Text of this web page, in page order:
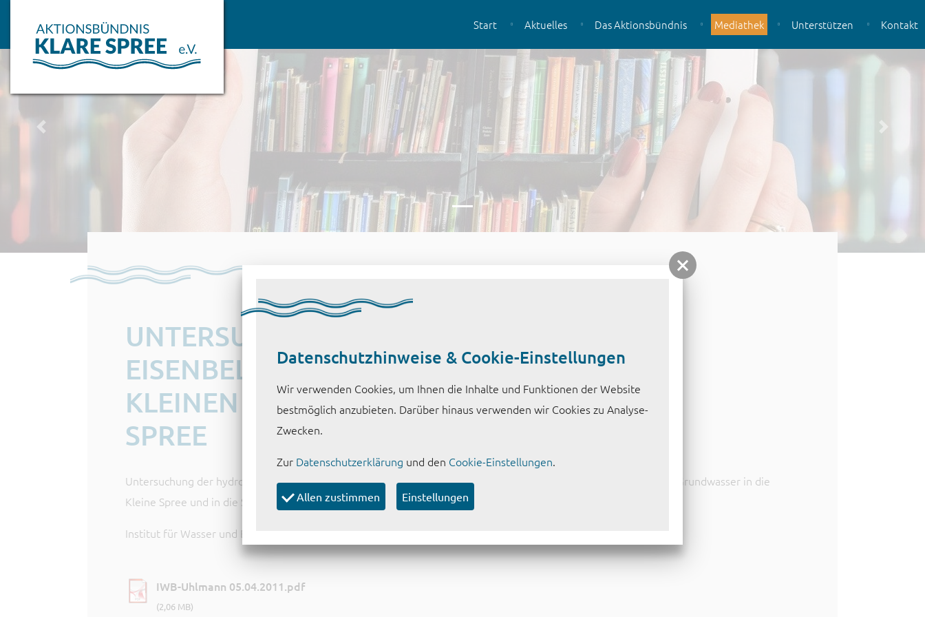
Start Aktuelles Das Aktionsbündnis Mediathek Unterstützen Kontakt
zurück
UNTERSUCHUNGEN ZUR
EISENBELASTUNG IN DER
KLEINEN SPREE UND IN DER
SPREE
Untersuchung der hydrochemischen und ökologischen Auswirkungen der Exfiltration von eisenhaltigem, saurem Grundwasser in die
Kleine Spree und in die Spree
Institut für Wasser und Boden Dr. Uhlmann, Dresden
IWB-Uhlmann 05.04.2011.pdf
(2,06 MB)
Datenschutzhinweise & Cookie-Einstellungen
Wir verwenden Cookies, um Ihnen die Inhalte und Funktionen der Website
bestmöglich anzubieten. Darüber hinaus verwenden wir Cookies zu Analyse-
Zwecken.
Zur Datenschutzerklärung und den Cookie-Einstellungen.
Allen zustimmen Einstellungen